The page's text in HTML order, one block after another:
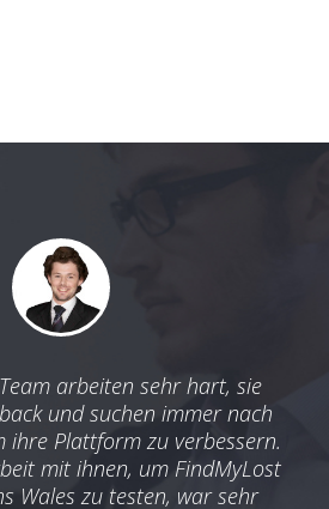
arbeiten sehr hart, sie
und suchen immer nach
ihre Plattform zu verbessern.
mit ihnen, um FindMyLost
Wales zu testen, war sehr